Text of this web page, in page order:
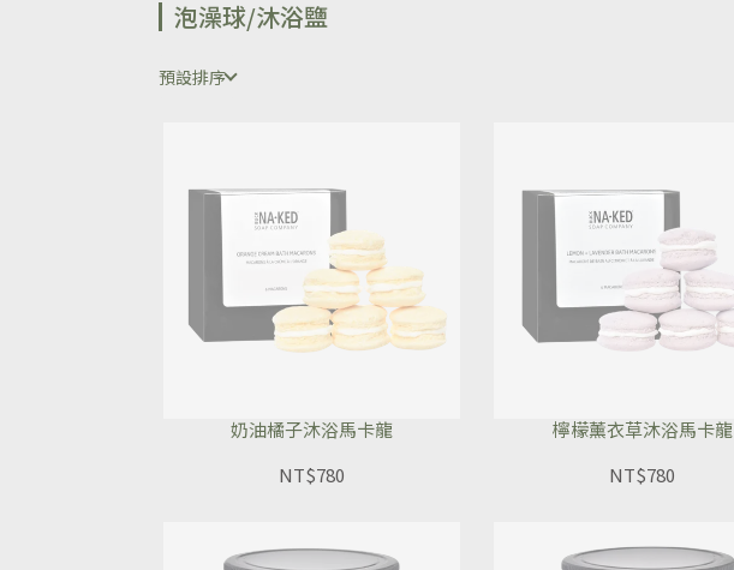
泡澡球/沐浴鹽
預設排序
奶油橘子沐浴馬卡龍
NT$780
檸檬薰衣草沐浴馬卡龍
NT$780